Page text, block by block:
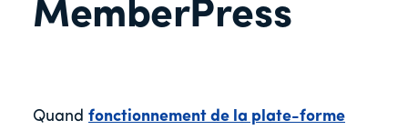
MemberPress
Quand fonctionnement de la plate-forme